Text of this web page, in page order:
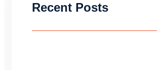
Recent Posts